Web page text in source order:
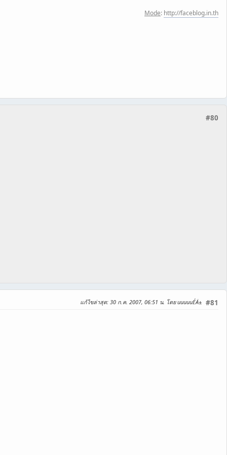
Mode: http://faceblog.in.th
#80
#81
แก้ไขล่าสุด: 30 ก.ค. 2007, 06:51 น. โดย uuuuuÉÄ±